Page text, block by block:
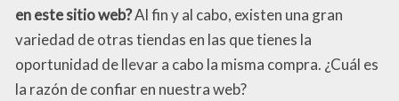
en este sitio web?Al fin y al cabo, existen una gran
variedad de otras tiendas en las que tienes la
oportunidad de llevar a cabo la misma compra. ¿Cuál es
la razón de confiar en nuestra web?